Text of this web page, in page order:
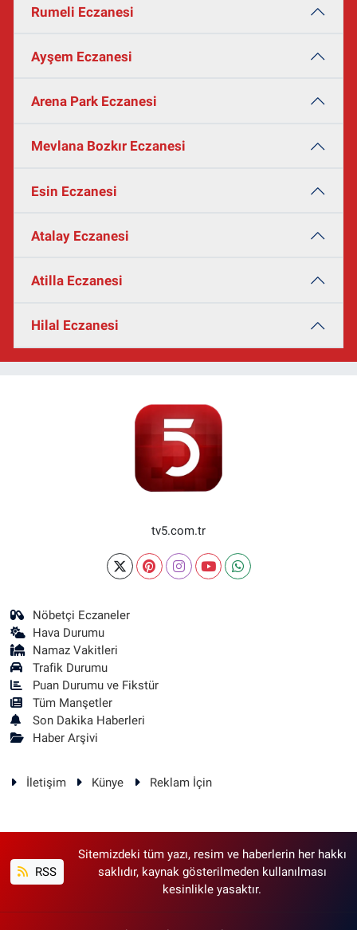
Rumeli Eczanesi
Ayşem Eczanesi
Arena Park Eczanesi
Mevlana Bozkır Eczanesi
Esin Eczanesi
Atalay Eczanesi
Atilla Eczanesi
Hilal Eczanesi
tv5.com.tr
Nöbetçi Eczaneler
Hava Durumu
Namaz Vakitleri
Trafik Durumu
Puan Durumu ve Fikstür
Tüm Manşetler
Son Dakika Haberleri
Haber Arşivi
İletişim Künye Reklam İçin
RSS
Sitemizdeki tüm yazı, resim ve haberlerin her hakkı
saklıdır, kaynak gösterilmeden kullanılması
kesinlikle yasaktır.